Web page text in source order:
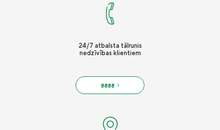
24/7 atbalsta tālrunis
nedzīvības klientiem
8888